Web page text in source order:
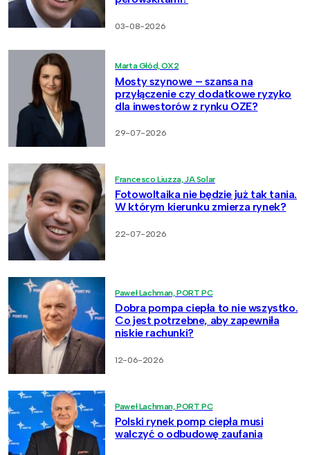
03-08-2026
Marta Głód, OX2
Mosty szynowe – szansa na
przyłączenie czy dodatkowe ryzyko
dla inwestorów z rynku OZE?
29-07-2026
Francesco Liuzza, JA Solar
Fotowoltaika nie będzie już tak tania.
W którym kierunku zmierza rynek?
22-07-2026
Paweł Lachman, PORT PC
Dobra pompa ciepła to nie wszystko.
Co jest potrzebne, aby zapewniła
niskie rachunki?
12-06-2026
Paweł Lachman, PORT PC
Polski rynek pomp ciepła musi
walczyć o odbudowę zaufania